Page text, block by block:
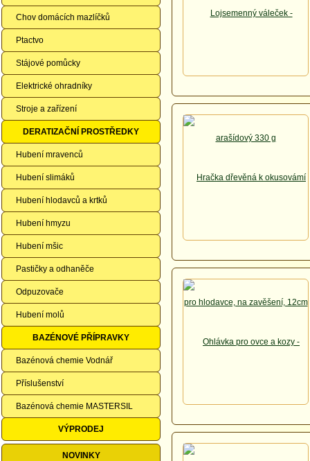
Chov domácích mazlíčků
Ptactvo
Stájové pomůcky
Elektrické ohradníky
Stroje a zařízení
DERATIZAČNÍ PROSTŘEDKY
Hubení mravenců
Hubení slimáků
Hubení hlodavců a krtků
Hubení hmyzu
Hubení mšic
Pastičky a odhaněče
Odpuzovače
Hubení molů
BAZÉNOVÉ PŘÍPRAVKY
Bazénová chemie Vodnář
Příslušenství
Bazénová chemie MASTERSIL
VÝPRODEJ
NOVINKY